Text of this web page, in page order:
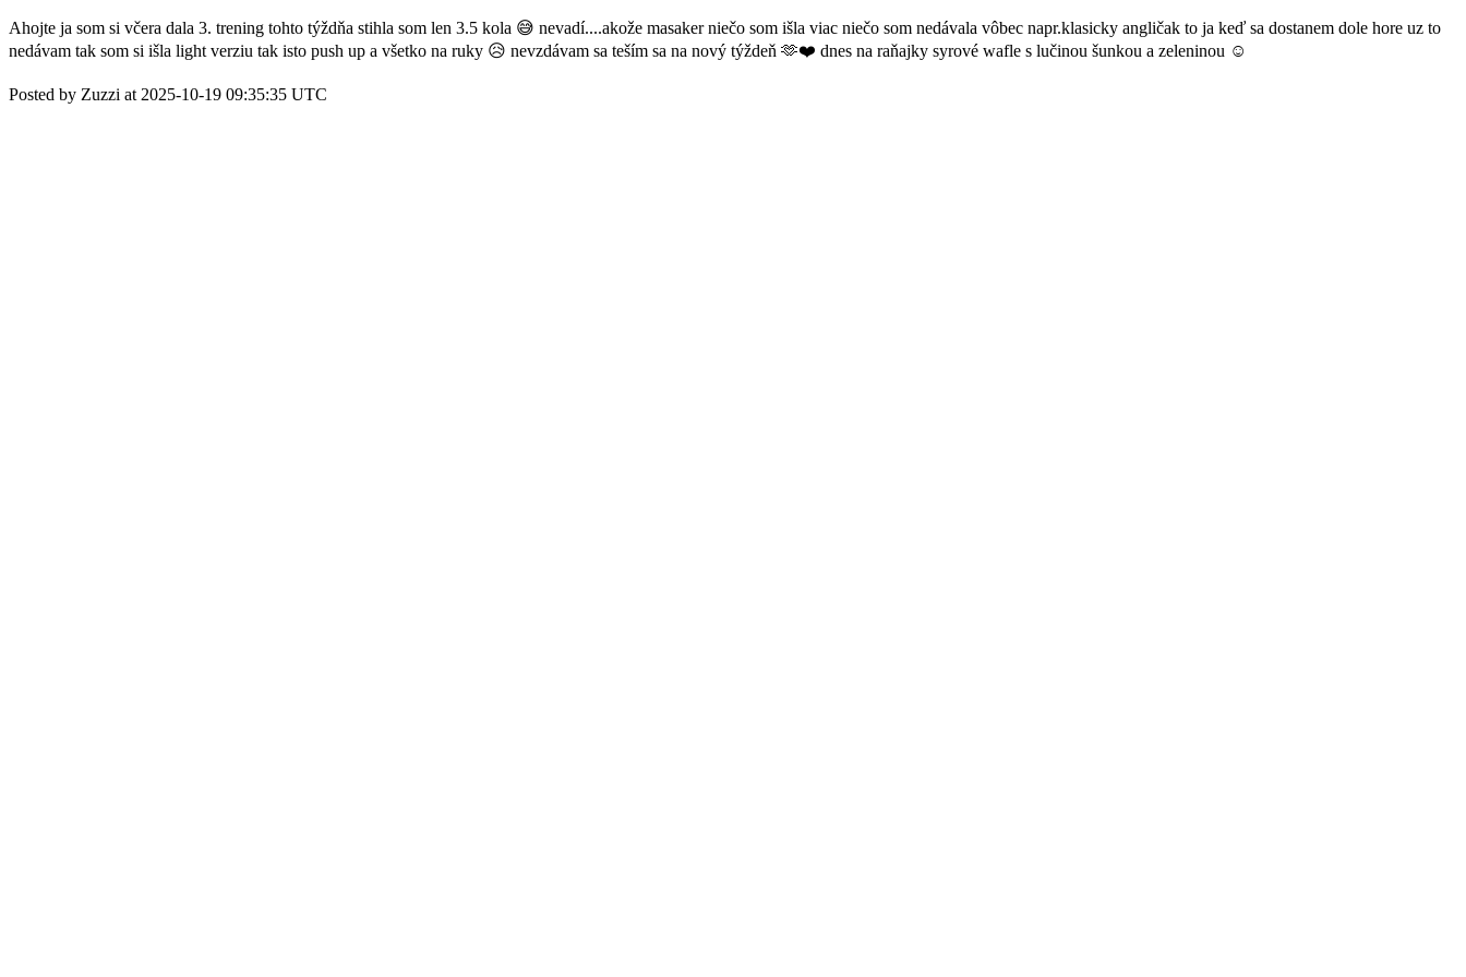
Ahojte ja som si včera dala 3. trening tohto týždňa stihla som len 3.5 kola 😅 nevadí....akože masaker niečo som išla viac niečo som nedávala vôbec napr.klasicky angličak to ja keď sa dostanem dole hore uz to
nedávam tak som si išla light verziu tak isto push up a všetko na ruky 😥 nevzdávam sa teším sa na nový týždeň 🫶❤️ dnes na raňajky syrové wafle s lučinou šunkou a zeleninou ☺️
Posted by Zuzzi at 2025-10-19 09:35:35 UTC